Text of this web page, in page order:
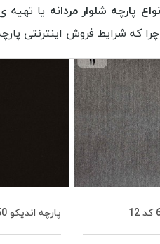
پارچه شلوار مردانه یا تهیه
فروش اینترنتی
پارچه اندیکو 6050 کد 1